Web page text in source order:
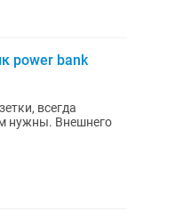
power bank
всегда
нужны. Внешнего